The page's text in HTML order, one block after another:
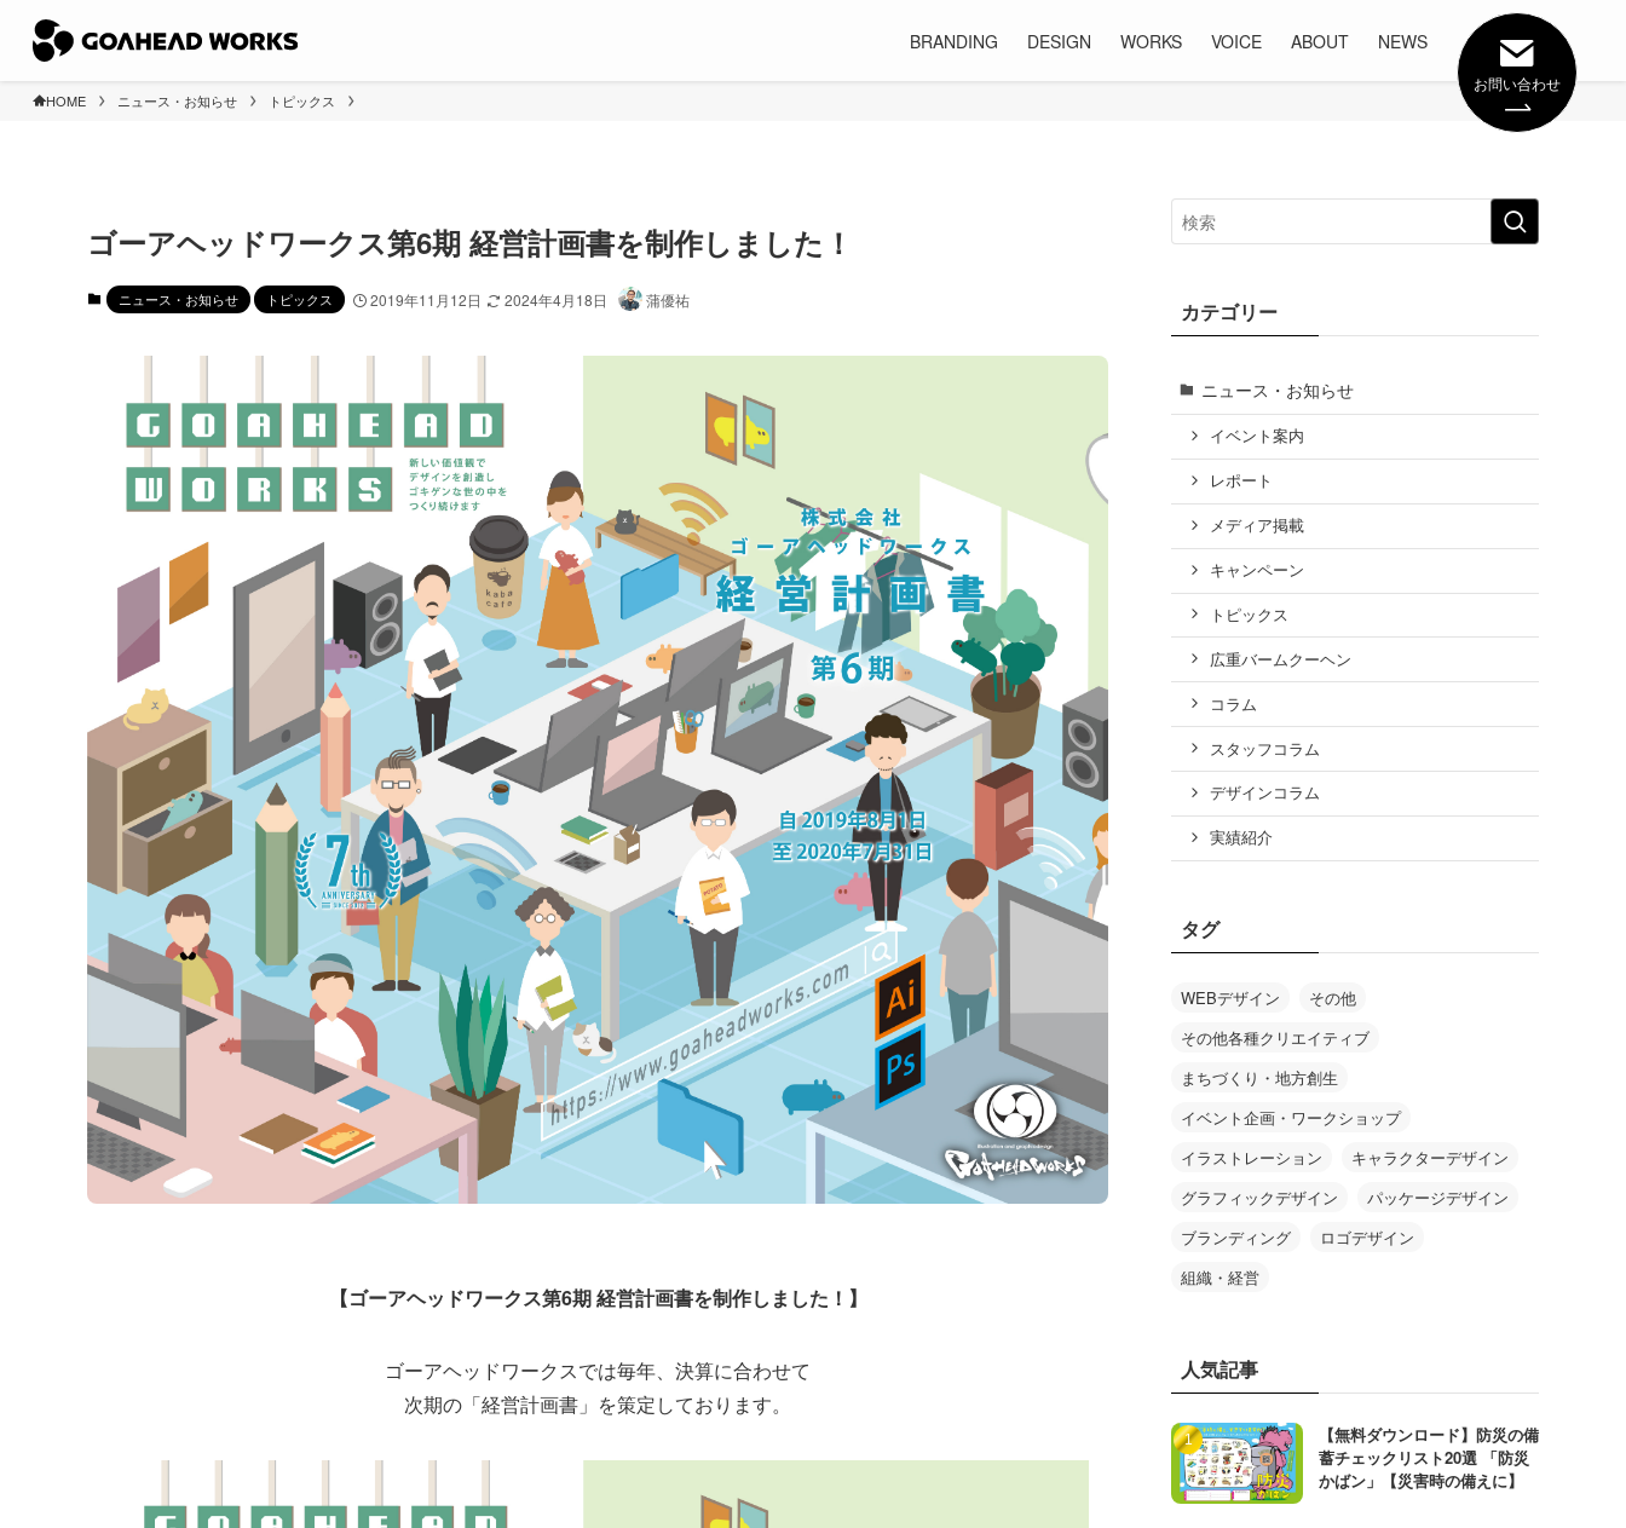
BRANDING DESIGN WORKS VOICE ABOUT NEWS
お問い合わせ
HOME ニュース・お知らせ トピックス
ゴーアヘッドワークス第6期 経営計画書を制作しました！
ニュース・お知らせ トピックス 2019年11月12日 2024年4月18日 蒲優祐
【ゴーアヘッドワークス第6期 経営計画書を制作しました！】
ゴーアヘッドワークスでは毎年、決算に合わせて
次期の「経営計画書」を策定しております。
カテゴリー
ニュース・お知らせ
イベント案内
レポート
メディア掲載
キャンペーン
トピックス
広重バームクーヘン
コラム
スタッフコラム
デザインコラム
実績紹介
タグ
WEBデザイン
その他
その他各種クリエイティブ
まちづくり・地方創生
イベント企画・ワークショップ
イラストレーション
キャラクターデザイン
グラフィックデザイン
パッケージデザイン
ブランディング
ロゴデザイン
組織・経営
人気記事
【無料ダウンロード】防災の備
蓄チェックリスト20選 「防災
かばン」【災害時の備えに】